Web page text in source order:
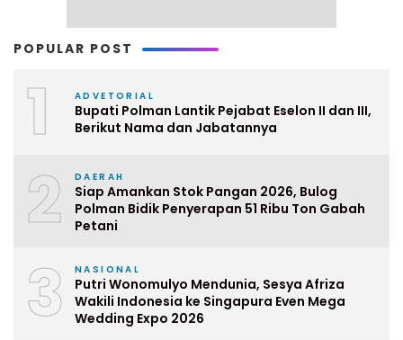
POPULAR POST
1 ADVETORIAL
Bupati Polman Lantik Pejabat Eselon II dan III,
Berikut Nama dan Jabatannya
2 DAERAH
Siap Amankan Stok Pangan 2026, Bulog
Polman Bidik Penyerapan 51 Ribu Ton Gabah
Petani
3 NASIONAL
Putri Wonomulyo Mendunia, Sesya Afriza
Wakili Indonesia ke Singapura Even Mega
Wedding Expo 2026